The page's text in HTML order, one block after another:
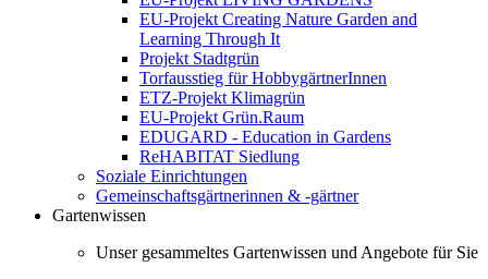
EU-Projekt Creating Nature Garden and
Learning Through It
Projekt Stadtgrün
Torfausstieg für HobbygärtnerInnen
ETZ-Projekt Klimagrün
EU-Projekt Grün.Raum
EDUGARD - Education in Gardens
ReHABITAT Siedlung
Soziale Einrichtungen
Gemeinschaftsgärtnerinnen & -gärtner
Gartenwissen
Unser gesammeltes Gartenwissen und Angebote für Sie